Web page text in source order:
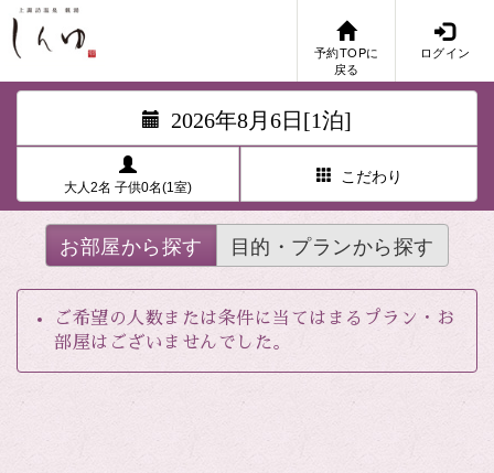
予約TOPに
戻る
ログイン
2026年8月6日[1泊]
大人2名 子供0名(1室)
こだわり
お部屋から探す 目的・プランから探す
ご希望の人数または条件に当てはまるプラン・お
部屋はございませんでした。